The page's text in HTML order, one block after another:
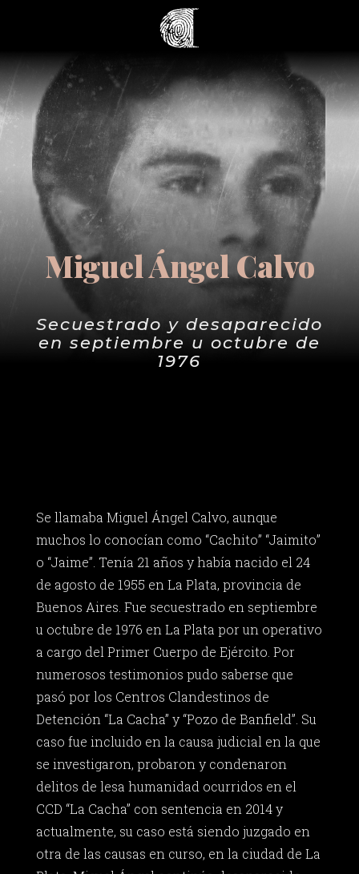
Miguel Ángel Calvo
Secuestrado y desaparecido
en septiembre u octubre de
1976
Se llamaba Miguel Ángel Calvo, aunque
muchos lo conocían como “Cachito” “Jaimito”
o “Jaime”. Tenía 21 años y había nacido el 24
de agosto de 1955 en La Plata, provincia de
Buenos Aires. Fue secuestrado en septiembre
u octubre de 1976 en La Plata por un operativo
a cargo del Primer Cuerpo de Ejército. Por
numerosos testimonios pudo saberse que
pasó por los Centros Clandestinos de
Detención “La Cacha” y “Pozo de Banfield”. Su
caso fue incluido en la causa judicial en la que
se investigaron, probaron y condenaron
delitos de lesa humanidad ocurridos en el
CCD “La Cacha” con sentencia en 2014 y
actualmente, su caso está siendo juzgado en
otra de las causas en curso, en la ciudad de La